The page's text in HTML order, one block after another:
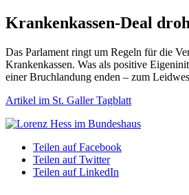
Krankenkassen-Deal
Das Parlament ringt um Regeln für die
Krankenkassen. Was als positive
einer Bruchlandung enden – zum
Artikel im St. Galler Tagblatt
Teilen auf Facebook
Teilen auf Twitter
Teilen auf LinkedIn